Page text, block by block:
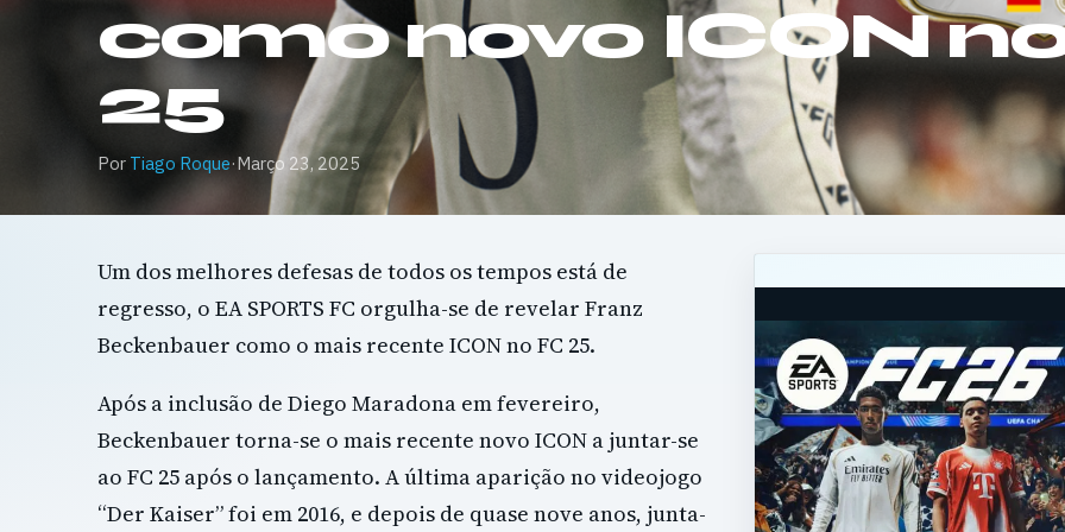
como novo ICON
25
Por Tiago Roque·Março 23, 2025
Um dos melhores defesas de todos os tempos está de
regresso, o EA SPORTS FC orgulha-se de revelar Franz
Beckenbauer como o mais recente ICON no FC 25.
Após a inclusão de Diego Maradona em fevereiro,
Beckenbauer torna-se o mais recente novo ICON a juntar-se
ao FC 25 após o lançamento. A última aparição no videojogo
“Der Kaiser” foi em 2016, e depois de quase nove anos, junta-